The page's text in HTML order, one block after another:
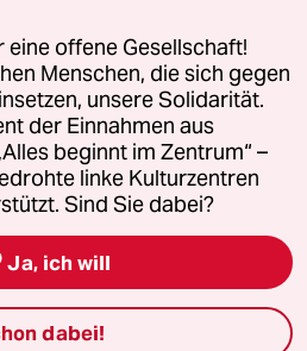
GmbH
Fragen oder für Genehmigungen
Kommune-Richtlinien
Impressum AGB
widerrufen (Ads)
offene Gesellschaft!
Menschen, die sich gegen
unsere Solidarität.
der Einnahmen aus
beginnt im Zentrum“ –
linke Kulturzentren
Sind Sie dabei?
Ja, ich will
dabei!